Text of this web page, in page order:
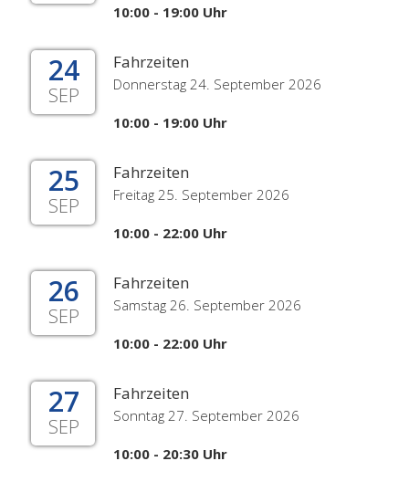
10:00 - 19:00 Uhr
24
SEP
Fahrzeiten
Donnerstag 24. September 2026
10:00 - 19:00 Uhr
25
SEP
Fahrzeiten
Freitag 25. September 2026
10:00 - 22:00 Uhr
26
SEP
Fahrzeiten
Samstag 26. September 2026
10:00 - 22:00 Uhr
27
SEP
Fahrzeiten
Sonntag 27. September 2026
10:00 - 20:30 Uhr